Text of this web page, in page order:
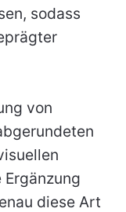
sodass
von
diese Art